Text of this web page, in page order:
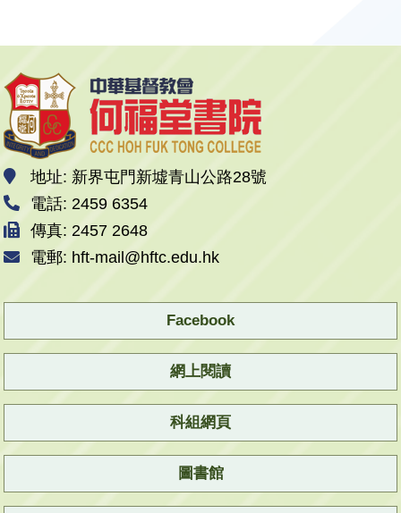
地址: 新界屯門新墟青山公路28號
電話: 2459 6354
傳真: 2457 2648
電郵: hft-mail@hftc.edu.hk
Facebook
網上閱讀
科組網頁
圖書館